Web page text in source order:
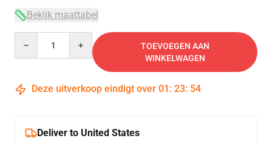
Bekijk maattabel
TOEVOEGEN AAN
WINKELWAGEN
Deze uitverkoop eindigt over 01 : 23: 53
Deliver to United States